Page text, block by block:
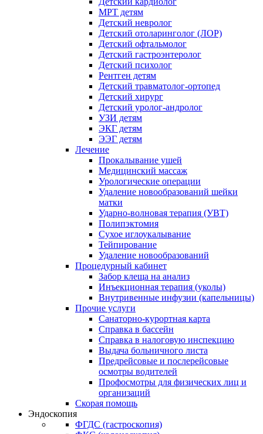
МРТ детям
Детский невролог
Детский отоларинголог (ЛОР)
Детский офтальмолог
Детский гастроэнтеролог
Детский психолог
Рентген детям
Детский травматолог-ортопед
Детский хирург
Детский уролог-андролог
УЗИ детям
ЭКГ детям
ЭЭГ детям
Лечение
Прокалывание ушей
Медицинский массаж
Урологические операции
Удаление новообразований шейки
матки
Ударно-волновая терапия (УВТ)
Полипэктомия
Сухое иглоукалывание
Тейпирование
Удаление новообразований
Процедурный кабинет
Забор клеща на анализ
Инъекционная терапия (уколы)
Внутривенные инфузии (капельницы)
Прочие услуги
Санаторно-курортная карта
Справка в бассейн
Справка в налоговую инспекцию
Выдача больничного листа
Предрейсовые и послерейсовые
осмотры водителей
Профосмотры для физических лиц и
организаций
Скорая помощь
Эндоскопия
ФГДС (гастроскопия)